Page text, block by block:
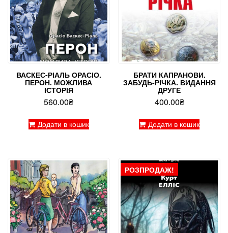
ВАСКЕС-РІАЛЬ ОРАСІО.
ПЕРОН. МОЖЛИВА
ІСТОРІЯ
560.00₴
Додати в кошик
БРАТИ КАПРАНОВИ.
ЗАБУДЬ-РІЧКА. ВИДАННЯ
ДРУГЕ
400.00₴
Додати в кошик
РОЗПРОДАЖ!